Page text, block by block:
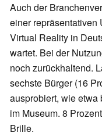
Auch der
einer repräsentativen
Virtual Reality in
wartet. Bei der
noch zurückhaltend.
sechste Bürger (16
ausprobiert, wie etwa
im Museum. 8
Brille.